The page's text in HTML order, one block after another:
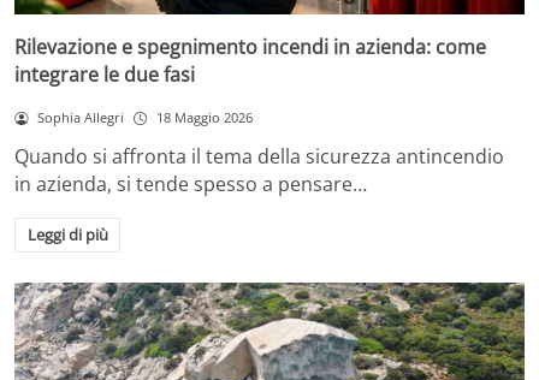
Rilevazione e spegnimento incendi in azienda: come
integrare le due fasi
Sophia Allegri 18 Maggio 2026
Quando si affronta il tema della sicurezza antincendio
in azienda, si tende spesso a pensare…
Leggi di più